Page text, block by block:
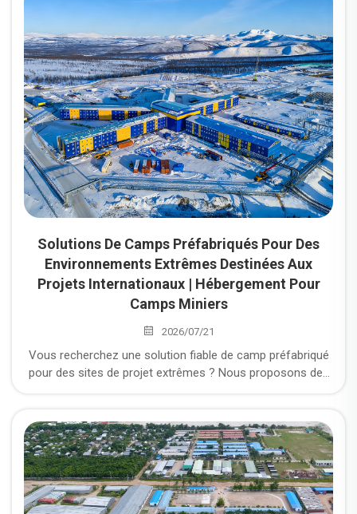
spécifiques d’unités de camps en conteneurs propose-t-il,
et quels sont les avantages des camps en conteneurs
CDPH ?
Solutions De Camps Préfabriqués Pour Des
Environnements Extrêmes Destinées Aux
Projets Internationaux | Hébergement Pour
Camps Miniers
2026/07/21
Vous recherchez une solution fiable de camp préfabriqué
pour des sites de projet extrêmes ? Nous proposons des
des logements modulaires pour les travailleurs et des
hébergements temporaires pour les travailleurs, destinées
aux projets miniers, énergétiques, d’infrastructures et
industriels à l’échelle mondiale.